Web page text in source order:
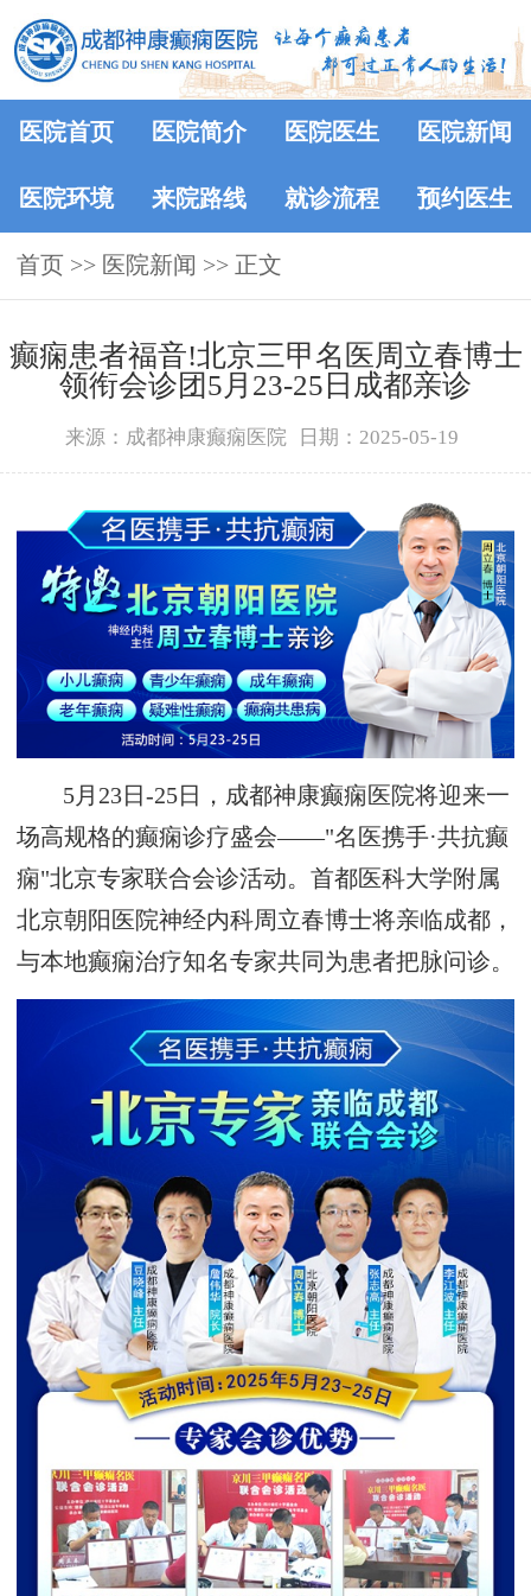
医院首页 医院简介 医院医生 医院新闻
医院环境 来院路线 就诊流程 预约医生
首页 >> 医院新闻 >> 正文
癫痫患者福音!北京三甲名医周立春博士
领衔会诊团5月23-25日成都亲诊
来源：成都神康癫痫医院 日期：2025-05-19
5月23日-25日，成都神康癫痫医院将迎来一
场高规格的癫痫诊疗盛会——"名医携手·共抗癫
痫"北京专家联合会诊活动。首都医科大学附属
北京朝阳医院神经内科周立春博士将亲临成都，
与本地癫痫治疗知名专家共同为患者把脉问诊。